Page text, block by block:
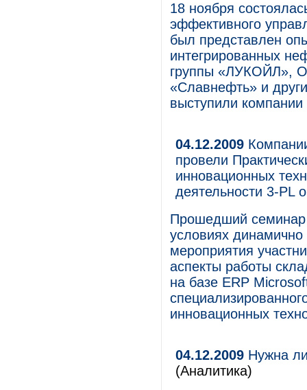
18 ноября
эффективного
был представлен
интегрированных
группы «ЛУКОЙЛ»,
«Славнефть» и
выступили
04.12.2009
провели
инновационных
деятельности 3-PL
Прошедший семинар
условиях
мероприятия
аспекты работы
на базе ERP
инновационных
04.12.2009 Нужна
(Аналитика)